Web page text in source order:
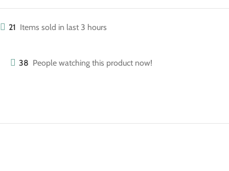
21 Items sold in last 3 hours
38 People watching this product now!